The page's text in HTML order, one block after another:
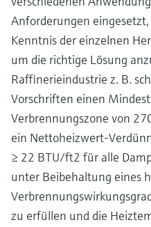
Anforderungen
Kenntnis der einzelnen
um die richtige Lösung
Raffinerieindustrie z. B.
Vorschriften einen
Verbrennungszone von
ein Nettoheizwert-
≥ 22 BTU/ft2 für alle
unter Beibehaltung eines
zu erfüllen und die